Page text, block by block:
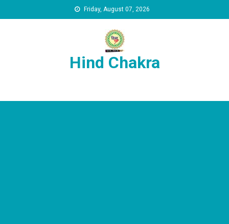
Friday, August 07, 2026
Hind Chakra